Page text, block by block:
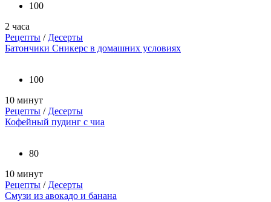
100
2 часа
Рецепты / Десерты
Батончики Сникерс в домашних условиях
100
10 минут
Рецепты / Десерты
Кофейный пудинг с чиа
80
10 минут
Рецепты / Десерты
Смузи из авокадо и банана